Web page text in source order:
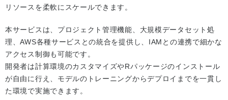
リソースを柔軟にスケールできます。
本サービスは、プロジェクト管理機能、大規模データセット処
理、AWS各種サービスとの統合を提供し、IAMとの連携で細かな
アクセス制御も可能です。
開発者は計算環境のカスタマイズやRパッケージのインストール
が自由に行え、モデルのトレーニングからデプロイまでを一貫し
た環境で実施できます。